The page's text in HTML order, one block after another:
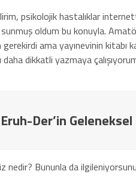
psikolojik hastalıklar
oldum bu konuyla.
ama yayınevinin kitabı
daha dikkatli yazmaya
Eruh-Der’in
nedir? Bununla da